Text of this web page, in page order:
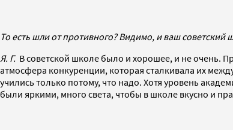
То есть шли от противного? Видимо, и ваш
Я. Г. В советской школе было и хорошее, и не очень.
атмосфера конкуренции, которая сталкивала их
учились только потому, что надо. Хотя уровень
были яркими, много света, чтобы в школе вкусно и